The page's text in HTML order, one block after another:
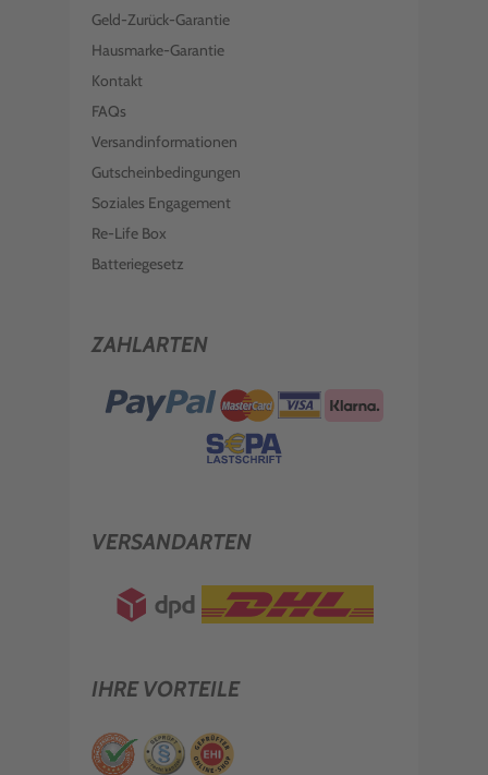
Geld-Zurück-Garantie
Hausmarke-Garantie
Kontakt
FAQs
Versandinformationen
Gutscheinbedingungen
Soziales Engagement
Re-Life Box
Batteriegesetz
ZAHLARTEN
VERSANDARTEN
IHRE VORTEILE